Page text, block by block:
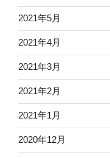
2021年5月
2021年4月
2021年3月
2021年2月
2021年1月
2020年12月